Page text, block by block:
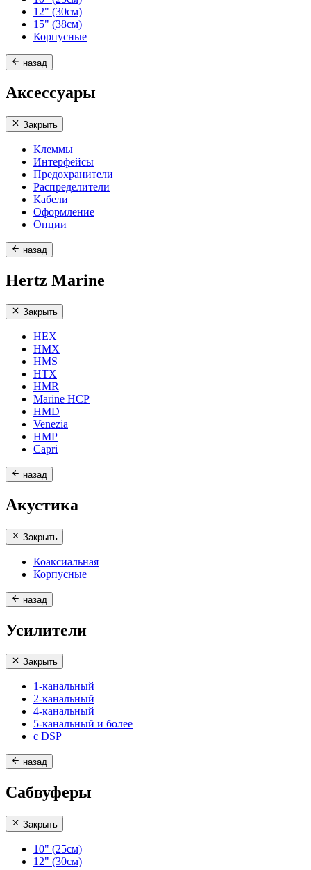
12" (30см)
15" (38см)
Корпусные
назад
Аксессуары
Закрыть
Клеммы
Интерфейсы
Предохранители
Распределители
Кабели
Оформление
Опции
назад
Hertz Marine
Закрыть
HEX
HMX
HMS
HTX
HMR
Marine HCP
HMD
Venezia
HMP
Capri
назад
Акустика
Закрыть
Коаксиальная
Корпусные
назад
Усилители
Закрыть
1-канальный
2-канальный
4-канальный
5-канальный и более
с DSP
назад
Сабвуферы
Закрыть
10" (25см)
12" (30см)